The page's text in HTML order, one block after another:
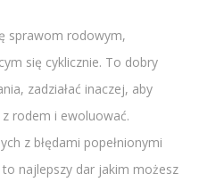
sprawom rodowym,
się cyklicznie. To dobry
zadziałać inaczej, aby
rodem i ewoluować.
z błędami popełnionymi
najlepszy dar jakim możesz